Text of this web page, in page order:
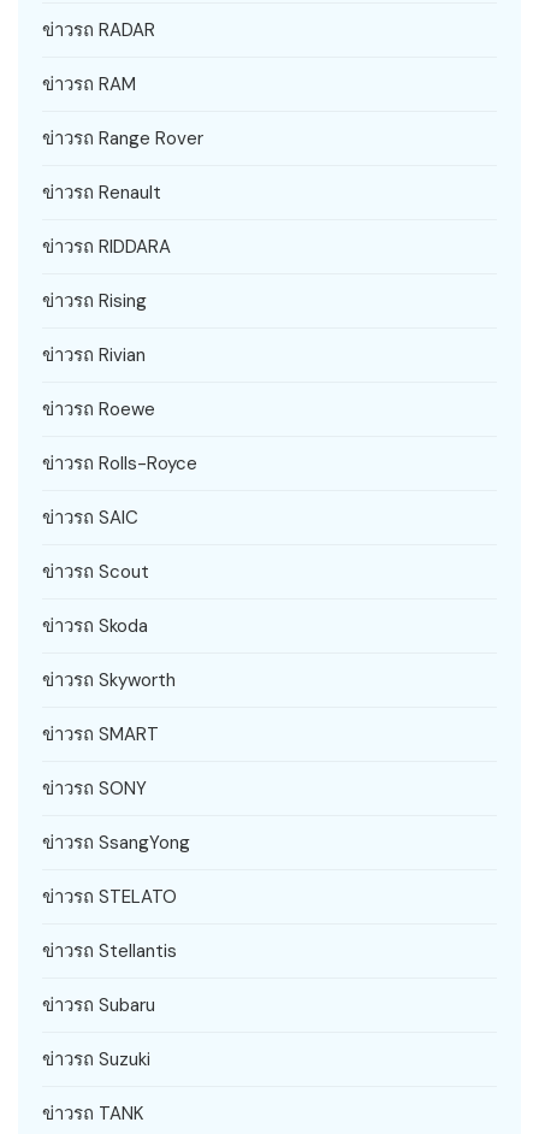
ข่าวรถ RADAR
ข่าวรถ RAM
ข่าวรถ Range Rover
ข่าวรถ Renault
ข่าวรถ RIDDARA
ข่าวรถ Rising
ข่าวรถ Rivian
ข่าวรถ Roewe
ข่าวรถ Rolls-Royce
ข่าวรถ SAIC
ข่าวรถ Scout
ข่าวรถ Skoda
ข่าวรถ Skyworth
ข่าวรถ SMART
ข่าวรถ SONY
ข่าวรถ SsangYong
ข่าวรถ STELATO
ข่าวรถ Stellantis
ข่าวรถ Subaru
ข่าวรถ Suzuki
ข่าวรถ TANK